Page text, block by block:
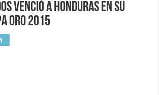
venció a Honduras en su
Oro 2015